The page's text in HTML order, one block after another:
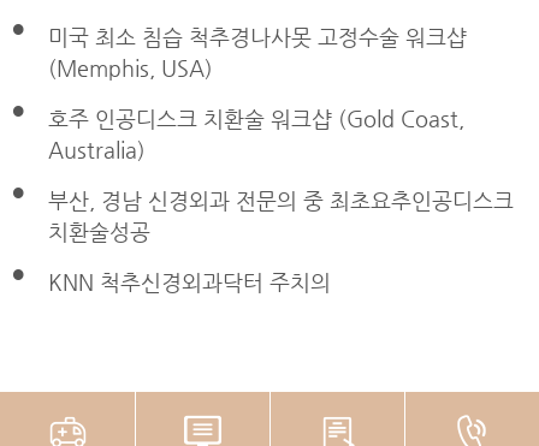
미국 최소 침습 척추경나사못 고정수술 워크샵
(Memphis, USA)
호주 인공디스크 치환술 워크샵 (Gold Coast,
Australia)
부산, 경남 신경외과 전문의 중 최초요추인공디스크
치환술성공
KNN 척추신경외과닥터 주치의